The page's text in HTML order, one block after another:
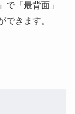
で「最背面」
できます。